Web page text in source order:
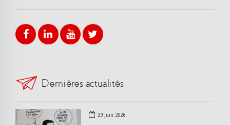
Dernières actualités
29 juin 2026